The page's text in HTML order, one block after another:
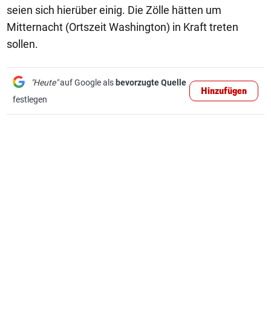
seien sich hierüber einig. Die Zölle hätten um
Mitternacht (Ortszeit Washington) in Kraft treten
sollen.
"Heute"auf Google als bevorzugte Quelle
festlegen
Hinzufügen